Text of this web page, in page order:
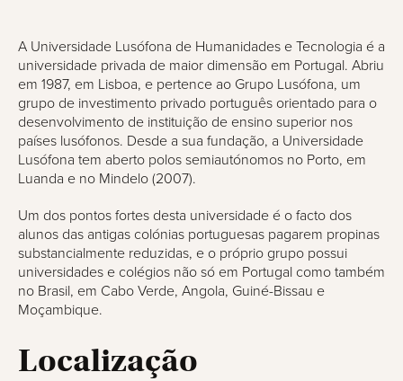
A Universidade Lusófona de Humanidades e Tecnologia é a
universidade privada de maior dimensão em Portugal. Abriu
em 1987, em Lisboa, e pertence ao Grupo Lusófona, um
grupo de investimento privado português orientado para o
desenvolvimento de instituição de ensino superior nos
países lusófonos. Desde a sua fundação, a Universidade
Lusófona tem aberto polos semiautónomos no Porto, em
Luanda e no Mindelo (2007).
Um dos pontos fortes desta universidade é o facto dos
alunos das antigas colónias portuguesas pagarem propinas
substancialmente reduzidas, e o próprio grupo possui
universidades e colégios não só em Portugal como também
no Brasil, em Cabo Verde, Angola, Guiné-Bissau e
Moçambique.
Localização